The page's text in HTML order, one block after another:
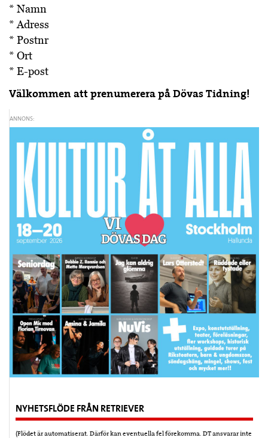
* Namn
* Adress
* Postnr
* Ort
* E-post
Välkommen att prenumerera på Dövas Tidning!
ANNONS:
NYHETSFLÖDE FRÅN RETRIEVER
(Flödet är automatiserat. Därför kan eventuella fel förekomma. DT ansvarar inte